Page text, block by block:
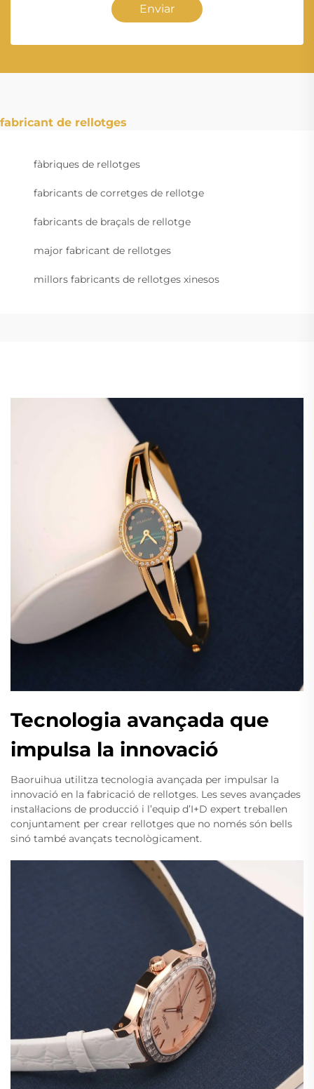
Enviar
fabricant de rellotges
fàbriques de rellotges
fabricants de corretges de rellotge
fabricants de braçals de rellotge
major fabricant de rellotges
millors fabricants de rellotges xinesos
Tecnologia avançada que
impulsa la innovació
Baoruihua utilitza tecnologia avançada per impulsar la
innovació en la fabricació de rellotges. Les seves avançades
instal·lacions de producció i l’equip d’I+D expert treballen
conjuntament per crear rellotges que no només són bells
sinó també avançats tecnològicament.